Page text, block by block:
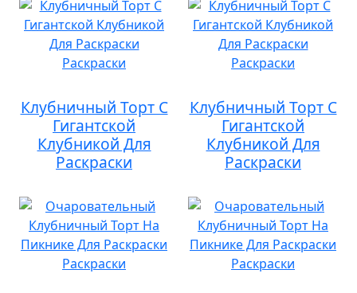
Клубничный Торт С
Гигантской
Клубникой Для
Раскраски
Клубничный Торт С
Гигантской
Клубникой Для
Раскраски